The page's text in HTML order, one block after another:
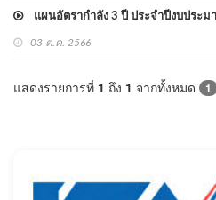
แผนอัตรากำลัง 3 ปี ประจำปีงบประม
03 ต.ค. 2566
แสดงรายการที่ 1 ถึง 1 จากทั้งหมด 1